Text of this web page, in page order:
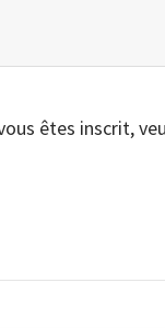
êtes inscrit,